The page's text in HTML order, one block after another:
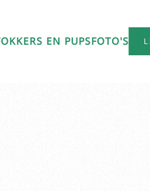
EN PUPSFOTO'S